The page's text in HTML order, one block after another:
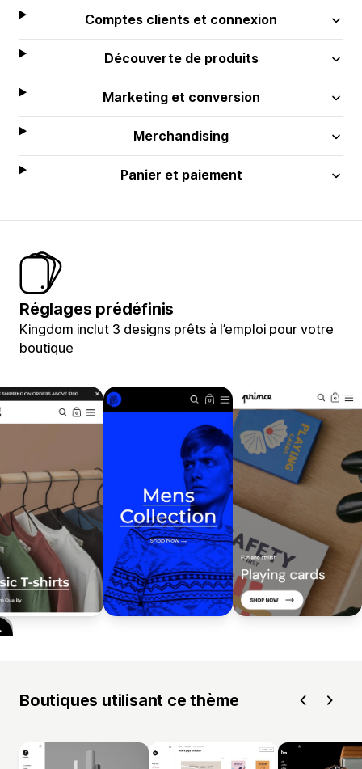
Comptes clients et connexion
Découverte de produits
Marketing et conversion
Merchandising
Panier et paiement
Réglages prédéfinis
Kingdom inclut 3 designs prêts à l’emploi pour votre
boutique
Boutiques utilisant ce thème